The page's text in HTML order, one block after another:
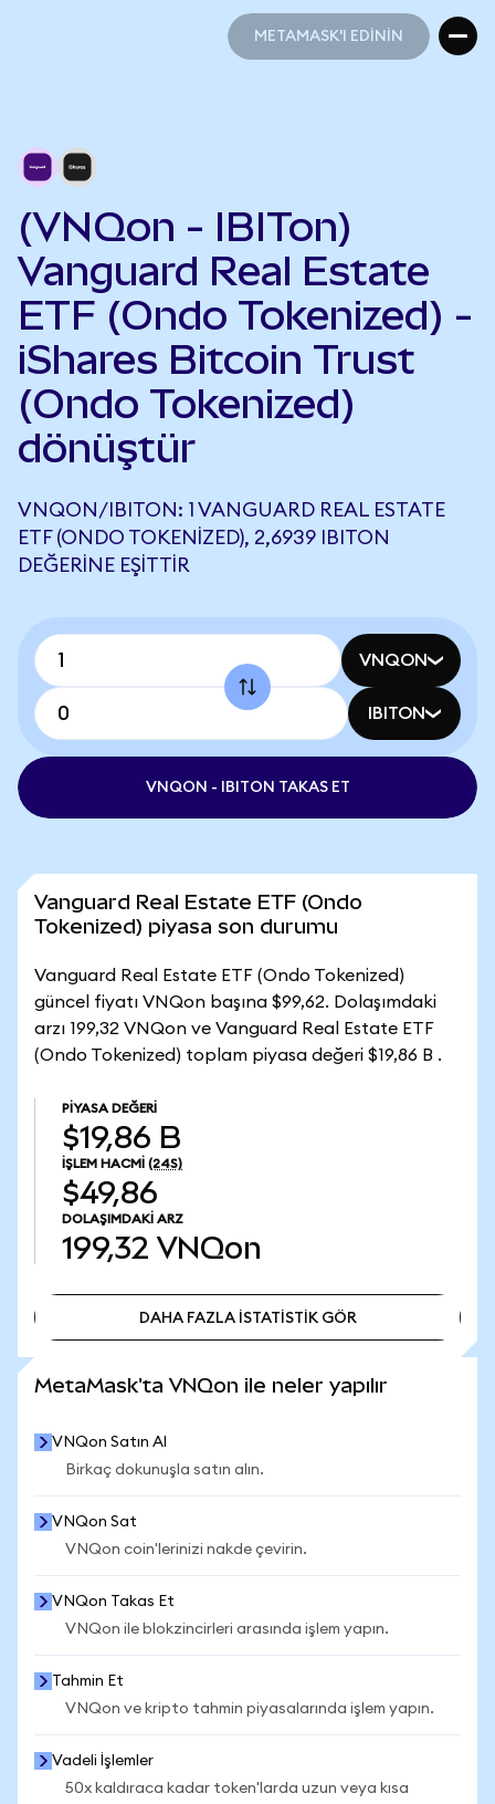
METAMASK'I EDİNİN
(VNQon - IBITon)
Vanguard Real Estate
ETF (Ondo Tokenized) -
iShares Bitcoin Trust
(Ondo Tokenized)
dönüştür
VNQON/IBITON: 1 VANGUARD REAL ESTATE
ETF (ONDO TOKENIZED), 2,6939 IBITON
DEĞERINE EŞITTIR
VNQON
IBITON
VNQON - IBITON TAKAS ET
Vanguard Real Estate ETF (Ondo
Tokenized) piyasa son durumu
Vanguard Real Estate ETF (Ondo Tokenized)
güncel fiyatı VNQon başına $99,62. Dolaşımdaki
arzı 199,32 VNQon ve Vanguard Real Estate ETF
(Ondo Tokenized) toplam piyasa değeri $19,86 B .
PIYASA DEĞERI
$19,86 B
İŞLEM HACMI (24S)
$49,86
DOLAŞIMDAKI ARZ
199,32 VNQon
DAHA FAZLA İSTATİSTİK GÖR
MetaMask'ta VNQon ile neler yapılır
VNQon Satın Al
Birkaç dokunuşla satın alın.
VNQon Sat
VNQon coin'lerinizi nakde çevirin.
VNQon Takas Et
VNQon ile blokzincirleri arasında işlem yapın.
Tahmin Et
VNQon ve kripto tahmin piyasalarında işlem yapın.
Vadeli İşlemler
50x kaldıraca kadar token'larda uzun veya kısa